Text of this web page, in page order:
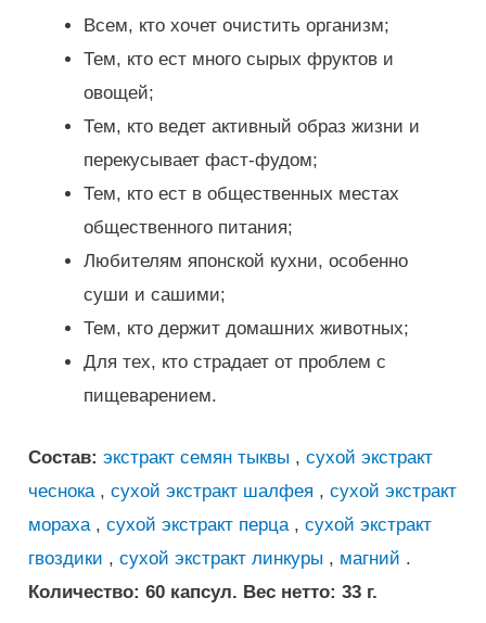
Всем, кто хочет очистить организм;
Тем, кто ест много сырых фруктов и
овощей;
Тем, кто ведет активный образ жизни и
перекусывает фаст-фудом;
Тем, кто ест в общественных местах
общественного питания;
Любителям японской кухни, особенно
суши и сашими;
Тем, кто держит домашних животных;
Для тех, кто страдает от проблем с
пищеварением.
Состав: экстракт семян тыквы ,сухой экстракт
чеснока ,сухой экстракт шалфея ,сухой экстракт
мораха ,сухой экстракт перца ,сухой экстракт
гвоздики ,сухой экстракт линкуры , магний .
Количество: 60 капсул. Вес нетто: 33 г.